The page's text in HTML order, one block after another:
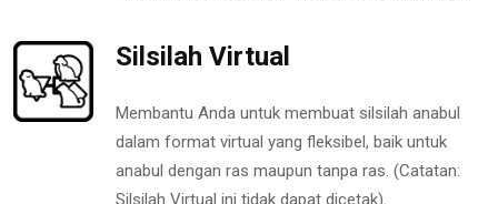
Silsilah Virtual
Membantu Anda untuk membuat silsilah anabul
dalam format virtual yang fleksibel, baik untuk
anabul dengan ras maupun tanpa ras. (Catatan:
Silsilah Virtual ini tidak dapat dicetak).